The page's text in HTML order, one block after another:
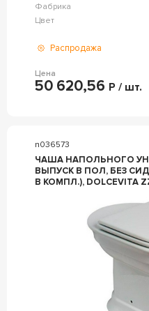
Фабрика
Цвет
Распродажа
Цена
50 620,56 Р / шт.
n036573
ЧАША НАПОЛЬНОГО
ВЫПУСК В ПОЛ, БЕЗ
В КОМПЛ.), DOLCEVITA